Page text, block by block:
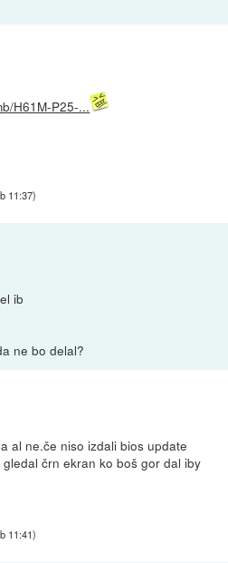
H61M-P25-...
11:37)
ib
ne bo delal?
al ne.če niso izdali bios update
črn ekran ko boš gor dal iby
11:41)